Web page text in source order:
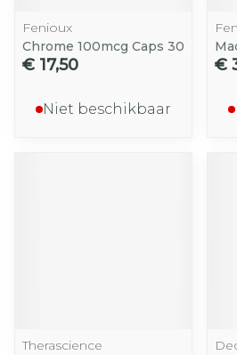
Fenioux
Chrome 100mcg Caps 30
€ 17,50
Niet beschikbaar
€
Therascience